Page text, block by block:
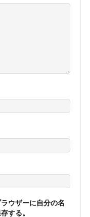
ウザーに自分の名
する。